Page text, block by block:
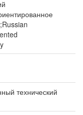
технический